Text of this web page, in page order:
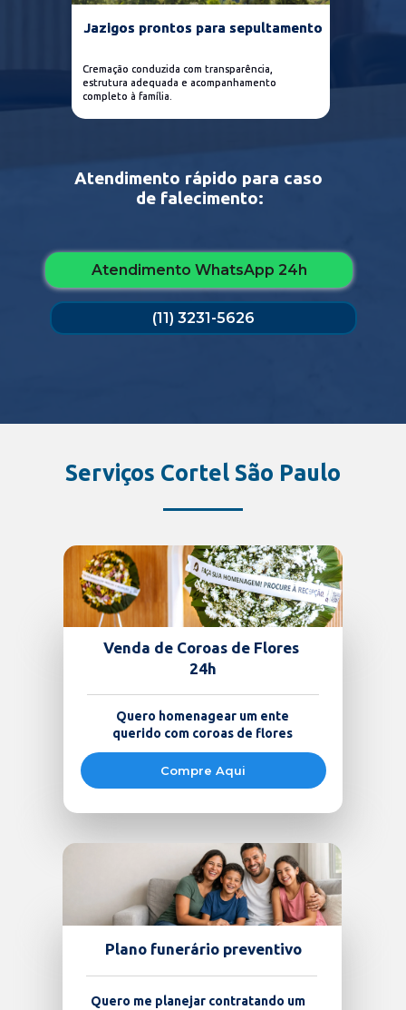
Cremação conduzida com transparência,
estrutura adequada e acompanhamento
completo à família.
Jazigos prontos para sepultamento
Jazigos prontos para sepultamento
Cremação conduzida com transparência,
estrutura adequada e acompanhamento
completo à família.
Translado terrestre e
aéreo
Atendimento rápido para caso
de falecimento:
Atendimento WhatsApp 24h
(11) 3231-5626
Serviços Cortel São Paulo
Plano funerário preventivo
Venda de Coroas de Flores
24h
Quero me planejar contratando um
Quero homenagear um ente
querido com coroas de flores
Compre Aqui